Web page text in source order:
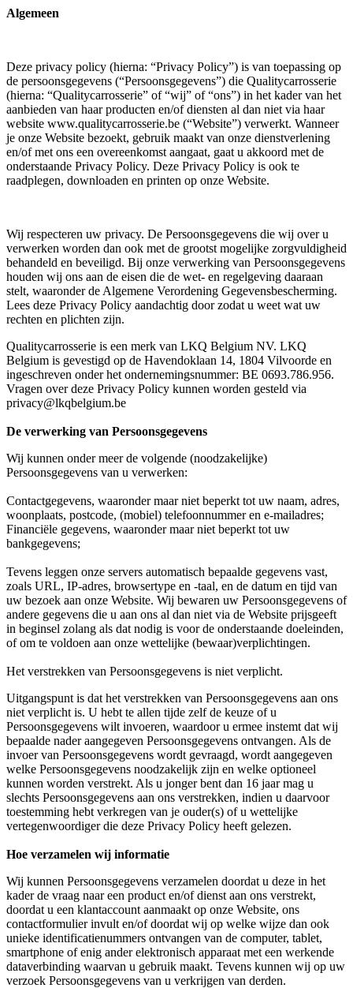
Algemeen
Deze privacy policy (hierna: “Privacy Policy”) is van toepassing op
de persoonsgegevens (“Persoonsgegevens”) die Qualitycarrosserie
(hierna: “Qualitycarrosserie” of “wij” of “ons”) in het kader van het
aanbieden van haar producten en/of diensten al dan niet via haar
website www.qualitycarrosserie.be (“Website”) verwerkt. Wanneer
je onze Website bezoekt, gebruik maakt van onze dienstverlening
en/of met ons een overeenkomst aangaat, gaat u akkoord met de
onderstaande Privacy Policy. Deze Privacy Policy is ook te
raadplegen, downloaden en printen op onze Website.
Wij respecteren uw privacy. De Persoonsgegevens die wij over u
verwerken worden dan ook met de grootst mogelijke zorgvuldigheid
behandeld en beveiligd. Bij onze verwerking van Persoonsgegevens
houden wij ons aan de eisen die de wet- en regelgeving daaraan
stelt, waaronder de Algemene Verordening Gegevensbescherming.
Lees deze Privacy Policy aandachtig door zodat u weet wat uw
rechten en plichten zijn.
Qualitycarrosserie is een merk van LKQ Belgium NV. LKQ
Belgium is gevestigd op de Havendoklaan 14, 1804 Vilvoorde en
ingeschreven onder het ondernemingsnummer: BE 0693.786.956.
Vragen over deze Privacy Policy kunnen worden gesteld via
privacy@lkqbelgium.be
De verwerking van Persoonsgegevens
Wij kunnen onder meer de volgende (noodzakelijke)
Persoonsgegevens van u verwerken:
Contactgegevens, waaronder maar niet beperkt tot uw naam, adres,
woonplaats, postcode, (mobiel) telefoonnummer en e-mailadres;
Financiële gegevens, waaronder maar niet beperkt tot uw
bankgegevens;
Tevens leggen onze servers automatisch bepaalde gegevens vast,
zoals URL, IP-adres, browsertype en -taal, en de datum en tijd van
uw bezoek aan onze Website. Wij bewaren uw Persoonsgegevens of
andere gegevens die u aan ons al dan niet via de Website prijsgeeft
in beginsel zolang als dat nodig is voor de onderstaande doeleinden,
of om te voldoen aan onze wettelijke (bewaar)verplichtingen.
Het verstrekken van Persoonsgegevens is niet verplicht.
Uitgangspunt is dat het verstrekken van Persoonsgegevens aan ons
niet verplicht is. U hebt te allen tijde zelf de keuze of u
Persoonsgegevens wilt invoeren, waardoor u ermee instemt dat wij
bepaalde nader aangegeven Persoonsgegevens ontvangen. Als de
invoer van Persoonsgegevens wordt gevraagd, wordt aangegeven
welke Persoonsgegevens noodzakelijk zijn en welke optioneel
kunnen worden verstrekt. Als u jonger bent dan 16 jaar mag u
slechts Persoonsgegevens aan ons verstrekken, indien u daarvoor
toestemming hebt verkregen van je ouder(s) of u wettelijke
vertegenwoordiger die deze Privacy Policy heeft gelezen.
Hoe verzamelen wij informatie
Wij kunnen Persoonsgegevens verzamelen doordat u deze in het
kader de vraag naar een product en/of dienst aan ons verstrekt,
doordat u een klantaccount aanmaakt op onze Website, ons
contactformulier invult en/of doordat wij op welke wijze dan ook
unieke identificatienummers ontvangen van de computer, tablet,
smartphone of enig ander elektronisch apparaat met een werkende
dataverbinding waarvan u gebruik maakt. Tevens kunnen wij op uw
verzoek Persoonsgegevens van u verkrijgen van derden.